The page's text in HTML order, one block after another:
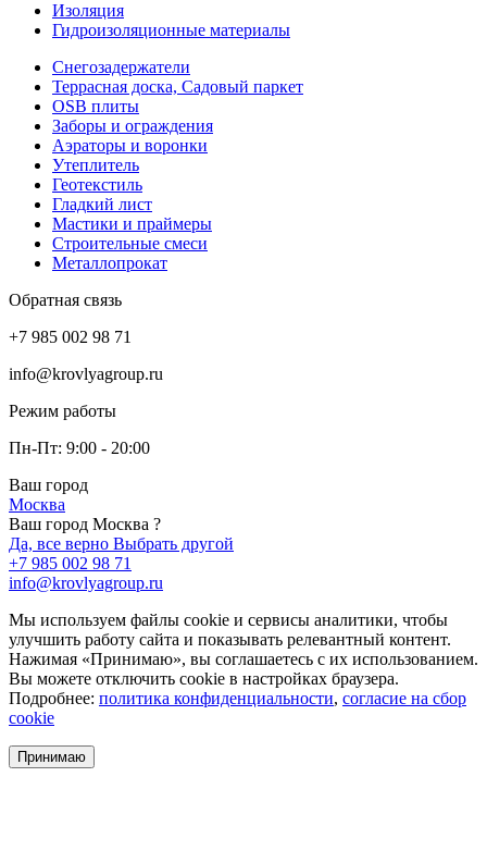
Изоляция
Гидроизоляционные материалы
Снегозадержатели
Террасная доска, Садовый паркет
OSB плиты
Заборы и ограждения
Аэраторы и воронки
Утеплитель
Геотекстиль
Гладкий лист
Мастики и праймеры
Строительные смеси
Металлопрокат
Обратная связь
+7 985 002 98 71
info@krovlyagroup.ru
Режим работы
Пн-Пт: 9:00 - 20:00
Ваш город
Москва
Ваш город Москва ?
Да, все верно Выбрать другой
+7 985 002 98 71
info@krovlyagroup.ru
Мы используем файлы cookie и сервисы аналитики, чтобы
улучшить работу сайта и показывать релевантный контент.
Нажимая «Принимаю», вы соглашаетесь с их использованием.
Вы можете отключить cookie в настройках браузера.
Подробнее: политика конфиденциальности, согласие на сбор
cookie
Принимаю